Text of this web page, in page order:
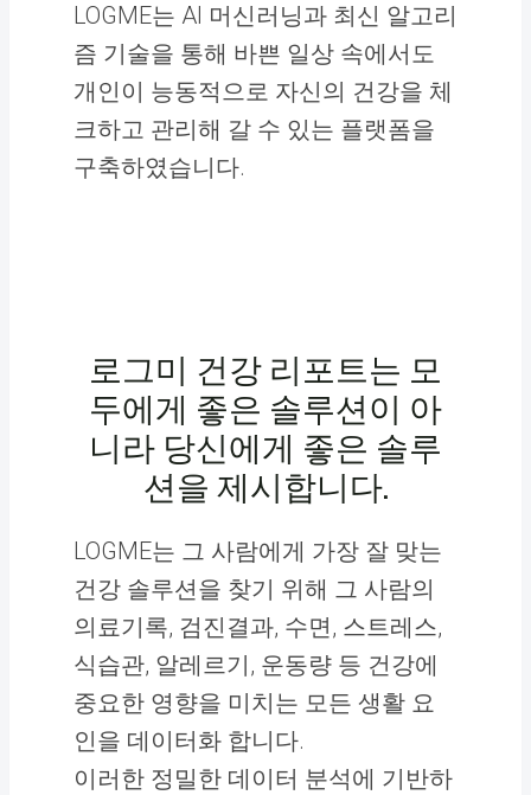
LOGME는 AI 머신러닝과 최신 알고리
즘 기술을 통해 바쁜 일상 속에서도
개인이 능동적으로 자신의 건강을 체
크하고 관리해 갈 수 있는 플랫폼을
구축하였습니다.
로그미 건강 리포트는 모
두에게 좋은 솔루션이 아
니라 당신에게 좋은 솔루
션을 제시합니다.
LOGME는 그 사람에게 가장 잘 맞는
건강 솔루션을 찾기 위해 그 사람의
의료기록, 검진결과, 수면, 스트레스,
식습관, 알레르기, 운동량 등 건강에
중요한 영향을 미치는 모든 생활 요
인을 데이터화 합니다.
이러한 정밀한 데이터 분석에 기반하